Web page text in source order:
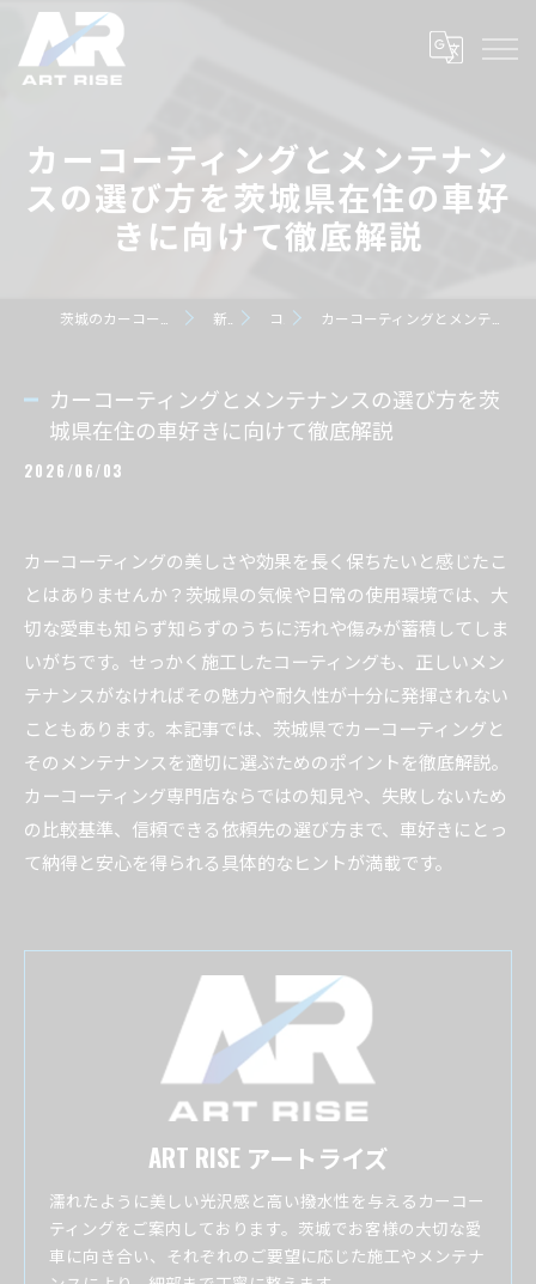
カーコーティングとメンテナン
スの選び方を茨城県在住の車好
きに向けて徹底解説
新着情報 コラム カーコーティングとメンテナンスの選び方を茨城県在住の車好きに向けて徹底解説
カーコーティングとメンテナンスの選び方を茨
城県在住の車好きに向けて徹底解説
2026/06/03
カーコーティングの美しさや効果を長く保ちたいと感じたこ
とはありませんか？茨城県の気候や日常の使用環境では、大
切な愛車も知らず知らずのうちに汚れや傷みが蓄積してしま
いがちです。せっかく施工したコーティングも、正しいメン
テナンスがなければその魅力や耐久性が十分に発揮されない
こともあります。本記事では、茨城県でカーコーティングと
そのメンテナンスを適切に選ぶためのポイントを徹底解説。
カーコーティング専門店ならではの知見や、失敗しないため
の比較基準、信頼できる依頼先の選び方まで、車好きにとっ
て納得と安心を得られる具体的なヒントが満載です。
ART RISE アートライズ
濡れたように美しい光沢感と高い撥水性を与えるカーコー
ティングをご案内しております。茨城でお客様の大切な愛
車に向き合い、それぞれのご要望に応じた施工やメンテナ